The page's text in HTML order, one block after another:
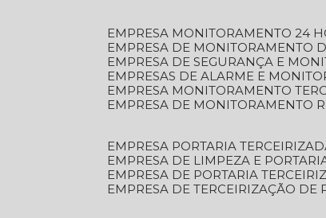
EMPRESA MONITORAMENTO 24
EMPRESA DE MONITORAMENTO
EMPRESA DE SEGURANÇA E
EMPRESAS DE ALARME E
EMPRESA MONITORAMENTO
EMPRESA DE MONITORAMENTO
EMPRESA PORTARIA
EMPRESA DE LIMPEZA E
EMPRESA DE PORTARIA
EMPRESA DE TERCEIRIZAÇÃO DE